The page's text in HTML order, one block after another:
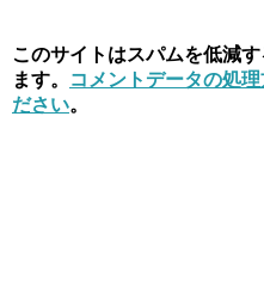
このサイトはスパムを低減
ます。
コメントデータの処
ださい。